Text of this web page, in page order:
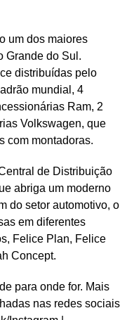
um dos maiores
Grande do Sul.
distribuídas pelo
mundial, 4
Ram, 2
Volkswagen, que
com montadoras.
de Distribuição
abriga um moderno
do setor automotivo, o
em diferentes
Felice Plan, Felice
Concept.
para onde for. Mais
nas redes sociais